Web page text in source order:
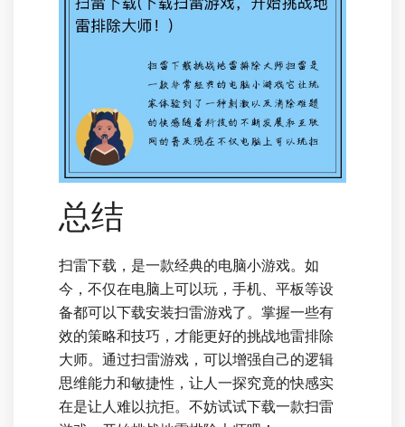
总结
扫雷下载，是一款经典的电脑小游戏。如
今，不仅在电脑上可以玩，手机、平板等设
备都可以下载安装扫雷游戏了。掌握一些有
效的策略和技巧，才能更好的挑战地雷排除
大师。通过扫雷游戏，可以增强自己的逻辑
思维能力和敏捷性，让人一探究竟的快感实
在是让人难以抗拒。不妨试试下载一款扫雷